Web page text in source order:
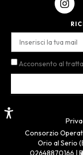
Acconsento al
Consorzio
Orio al Serio
02648870166 |